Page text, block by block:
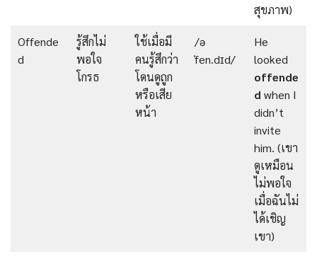
สุขภาพ)
Offende
d
รู้สึกไม่
พอใจ
โกรธ
ใช้เมื่อมี
คนรู้สึกว่า
โดนดูถูก
หรือเสีย
หน้า
/ə
ˈfen.dɪd/
He
looked
offende
d when I
didn’t
invite
him. (เขา
ดูเหมือน
ไม่พอใจ
เมื่อฉันไม่
ได้เชิญ
เขา)